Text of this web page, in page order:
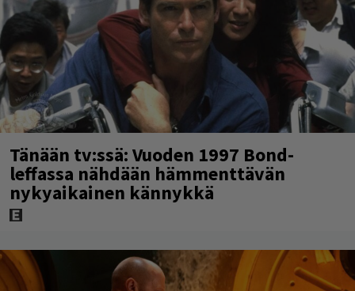
Tänään tv:ssä: Vuoden 1997 Bond-
leffassa nähdään hämmenttävän
nykyaikainen kännykkä